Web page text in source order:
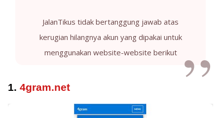
JalanTikus tidak bertanggung jawab atas
kerugian hilangnya akun yang dipakai untuk
menggunakan website-website berikut
1. 4gram.net